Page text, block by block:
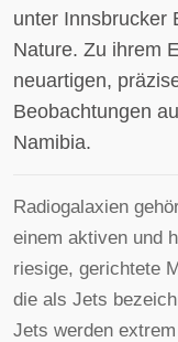
unter Innsbrucker
Nature. Zu ihrem
neuartigen,
Beobachtungen
Namibia.
Radiogalaxien
einem aktiven und
riesige, gerichtete
die als Jets
Jets werden